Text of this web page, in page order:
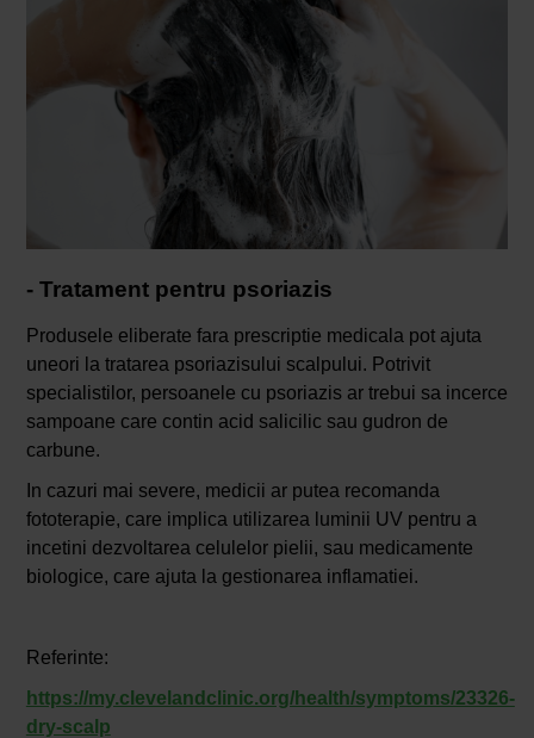
- Tratament pentru psoriazis
Produsele eliberate fara prescriptie medicala pot ajuta
uneori la tratarea psoriazisului scalpului. Potrivit
specialistilor, persoanele cu psoriazis ar trebui sa incerce
sampoane care contin acid salicilic sau gudron de
carbune.
In cazuri mai severe, medicii ar putea recomanda
fototerapie, care implica utilizarea luminii UV pentru a
incetini dezvoltarea celulelor pielii, sau medicamente
biologice, care ajuta la gestionarea inflamatiei.
Referinte:
https://my.clevelandclinic.org/health/symptoms/23326-
dry-scalp